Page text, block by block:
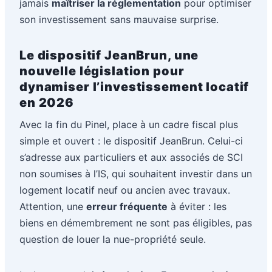
jamais maîtriser la réglementation pour optimiser
son investissement sans mauvaise surprise.
Le dispositif JeanBrun, une
nouvelle législation pour
dynamiser l’investissement locatif
en 2026
Avec la fin du Pinel, place à un cadre fiscal plus
simple et ouvert : le dispositif JeanBrun. Celui-ci
s’adresse aux particuliers et aux associés de SCI
non soumises à l’IS, qui souhaitent investir dans un
logement locatif neuf ou ancien avec travaux.
Attention, une erreur fréquente à éviter : les
biens en démembrement ne sont pas éligibles, pas
question de louer la nue-propriété seule.